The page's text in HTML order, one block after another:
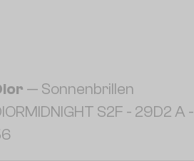
— Sonnenbrillen
S2F - 29D2 A -